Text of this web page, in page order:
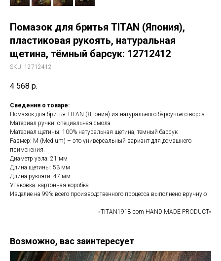
Помазок для бритья TITAN (Япония),
пластиковая рукоять, натуральная
щетина, тёмный барсук: 12712412
SKU: 12712412
4 568 р.
Сведения о товаре:
Помазок для бритья TITAN (Япония) из натурального барсучьего ворса
Материал ручки: специальная смола
Материал щетины: 100% натуральная щетина, темный барсук
Размер: M (Medium) – это универсальный вариант для домашнего
применения.
Диаметр узла: 21 мм
Длина щетины: 53 мм
Длина рукояти: 47 мм
Упаковка: картонная коробка
Изделие на 99% всего производственного процесса выполнено вручную
«TITAN1918.com HAND MADE PRODUCT»
Возможно, вас заинтересует